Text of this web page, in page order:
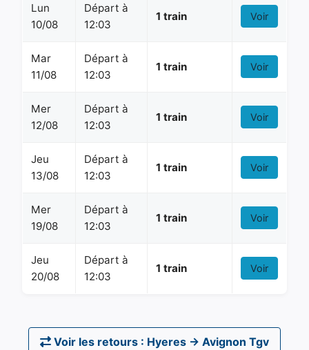
Lun
10/08
Départ à
12:03
1 train Voir
Mar
11/08
Départ à
12:03
1 train Voir
Mer
12/08
Départ à
12:03
1 train Voir
Jeu
13/08
Départ à
12:03
1 train Voir
Mer
19/08
Départ à
12:03
1 train Voir
Jeu
20/08
Départ à
12:03
1 train Voir
Voir les retours : Hyeres → Avignon Tgv